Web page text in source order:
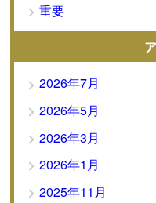
重要
2026年7月
2026年5月
2026年3月
2026年1月
2025年11月